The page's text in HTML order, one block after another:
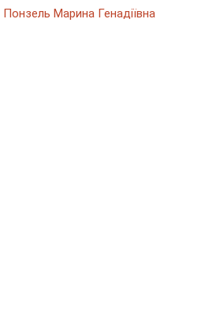
Понзель Марина Генадіївна